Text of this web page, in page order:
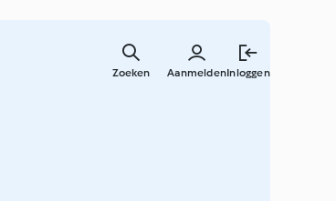
AanmeldenInloggen
Zoeken